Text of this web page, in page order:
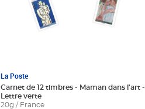
La Poste
Carnet de 12 timbres - Maman dans l'art -
Lettre verte
20g / France